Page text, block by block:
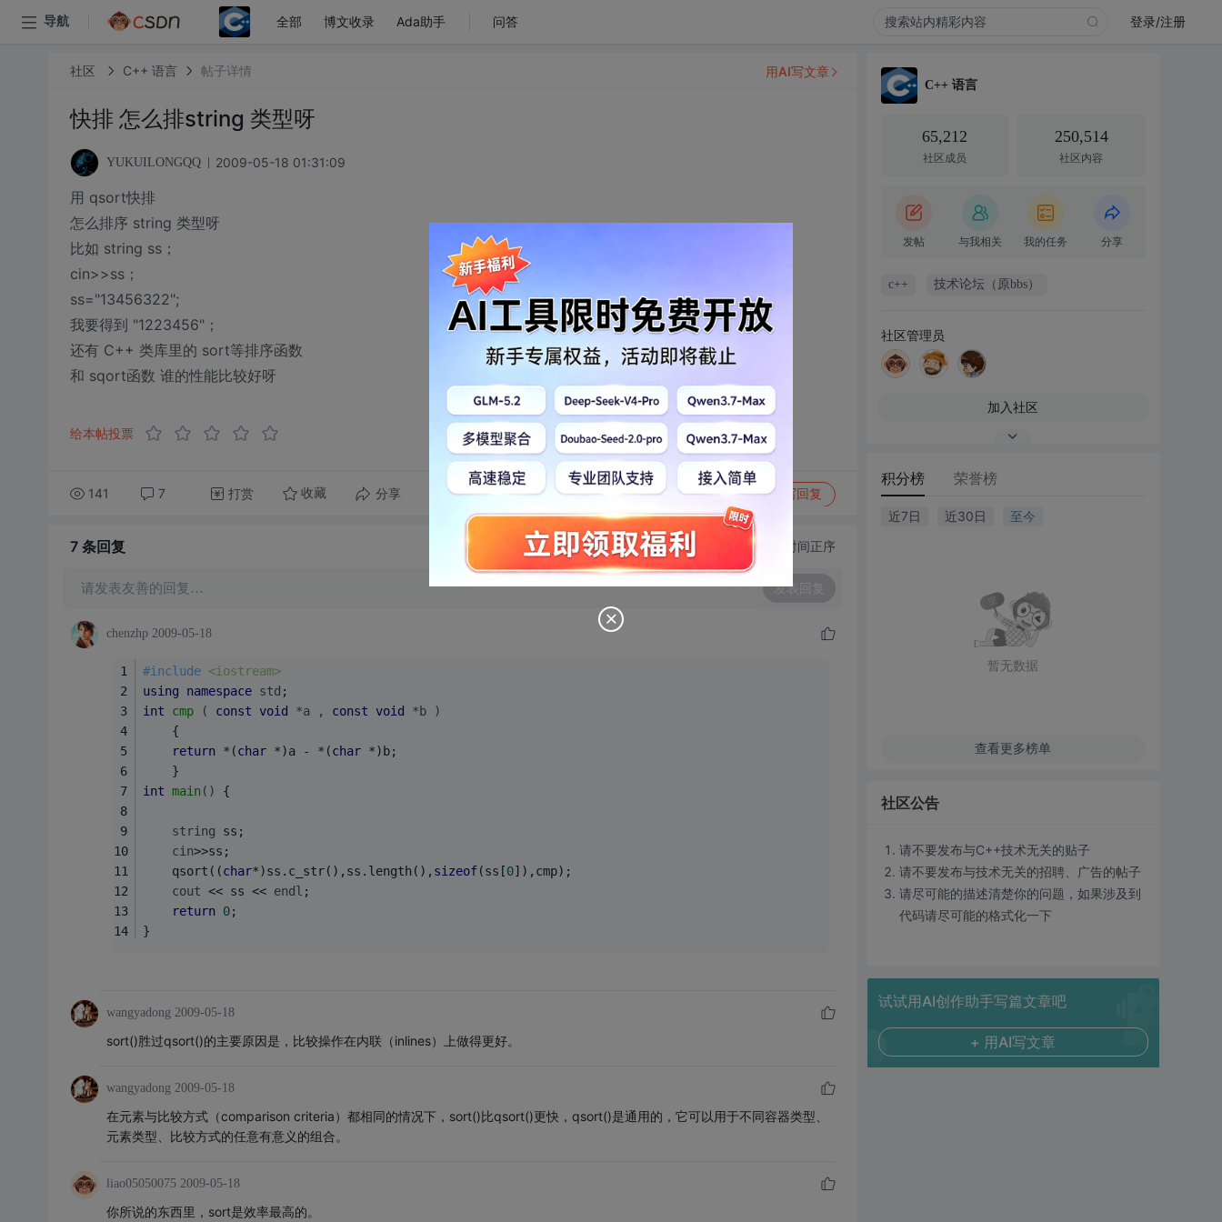
导航 全部 博文收录 Ada助手 问答 登录/注册
社区 C++ 语言 帖子详情
快排 怎么排string 类型呀
YUKUILONGQQ 2009-05-18 01:31:09
用 qsort快排
怎么排序 string 类型呀
比如 string ss；
cin>>ss；
ss="13456322";
我要得到 "1223456"；
还有 C++ 类库里的 sort等排序函数
和 sqort函数 谁的性能比较好呀
给本帖投票
141 7 打赏 收藏 分享 转发到动态 举报 写回复
用AI写文章
7 条回复 切换为时间正序
请发表友善的回复… 发表回复
chenzhp 2009-05-18
#include <iostream>
using
namespace std ;
int
cmp ( const void *a , const void *b )
	{
return *(char *)a - *(char *)b;
	}
int main() {
string ss;
cin>>ss;
	qsort((
char*)ss.c_str(),ss.length(), sizeof(ss[0]),cmp);
cout << ss << endl ;
return 0;
}
wangyadong 2009-05-18
sort()胜过qsort()的主要原因是，比较操作在内联（inlines）上做得更好。
wangyadong 2009-05-18
在元素与比较方式（comparison criteria）都相同的情况下，sort()比qsort()更快，qsort()是通用的，它可以用于不同容器类型、
元素类型、比较方式的任意有意义的组合。
liao05050075 2009-05-18
你所说的东西里，sort是效率最高的。
C++ 语言
65,212
社区成员
250,514
社区内容
发帖 与我相关 我的任务 分享
c++ 技术论坛（原bbs）
社区管理员
加入社区
积分榜 荣誉榜
近7日 近30日 至今
暂无数据
查看更多榜单
社区公告
请不要发布与C++技术无关的贴子
请不要发布与技术无关的招聘、广告的帖子
请尽可能的描述清楚你的问题，如果涉及到
代码请尽可能的格式化一下
试试用AI创作助手写篇文章吧
+ 用AI写文章